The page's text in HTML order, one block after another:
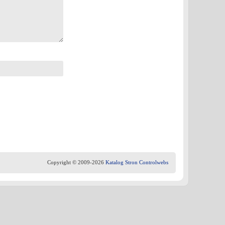
Copyright © 2009-2026 Katalog Stron Controlwebs